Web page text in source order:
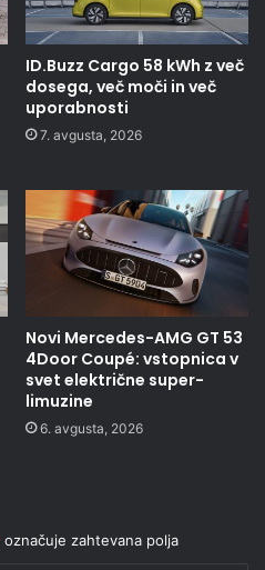
ID.Buzz Cargo 58 kWh z več
dosega, več moči in več
uporabnosti
7. avgusta, 2026
Novi Mercedes-AMG GT 53
4Door Coupé: vstopnica v
svet električne super-
limuzine
6. avgusta, 2026
označuje zahtevana polja